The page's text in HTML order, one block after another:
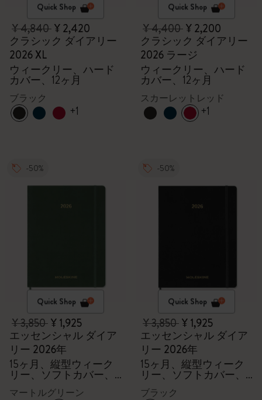
Quick Shop
¥ 4,840¥ 2,420
クラシック ダイアリー
2026 XL
ウィークリー、ハード
カバー、12ヶ月
ブラック
+1
Quick Shop
¥ 4,400¥ 2,200
クラシック ダイアリー
2026 ラージ
ウィークリー、ハード
カバー、12ヶ月
スカーレットレッド
+1
-50%
Quick Shop
¥ 3,850¥ 1,925
エッセンシャル ダイア
リー 2026年
15ヶ月、縦型ウィーク
リー、ソフトカバー、
マートルグリーン
-50%
Quick Shop
¥ 3,850¥ 1,925
エッセンシャル ダイア
リー 2026年
15ヶ月、縦型ウィーク
リー、ソフトカバー、
XXL
ブラック